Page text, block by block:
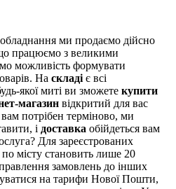
ми продаємо дійсно
працюємо з великими
можливість формувати
На складі є всі
якої миті ви зможете купити
магазин відкритий для вас
потрібен терміново, ми
і доставка обійдеться вам
Для зареєстрованих
по місту становить лише 20
замовлень до інших
на тарифи Нової Пошти,